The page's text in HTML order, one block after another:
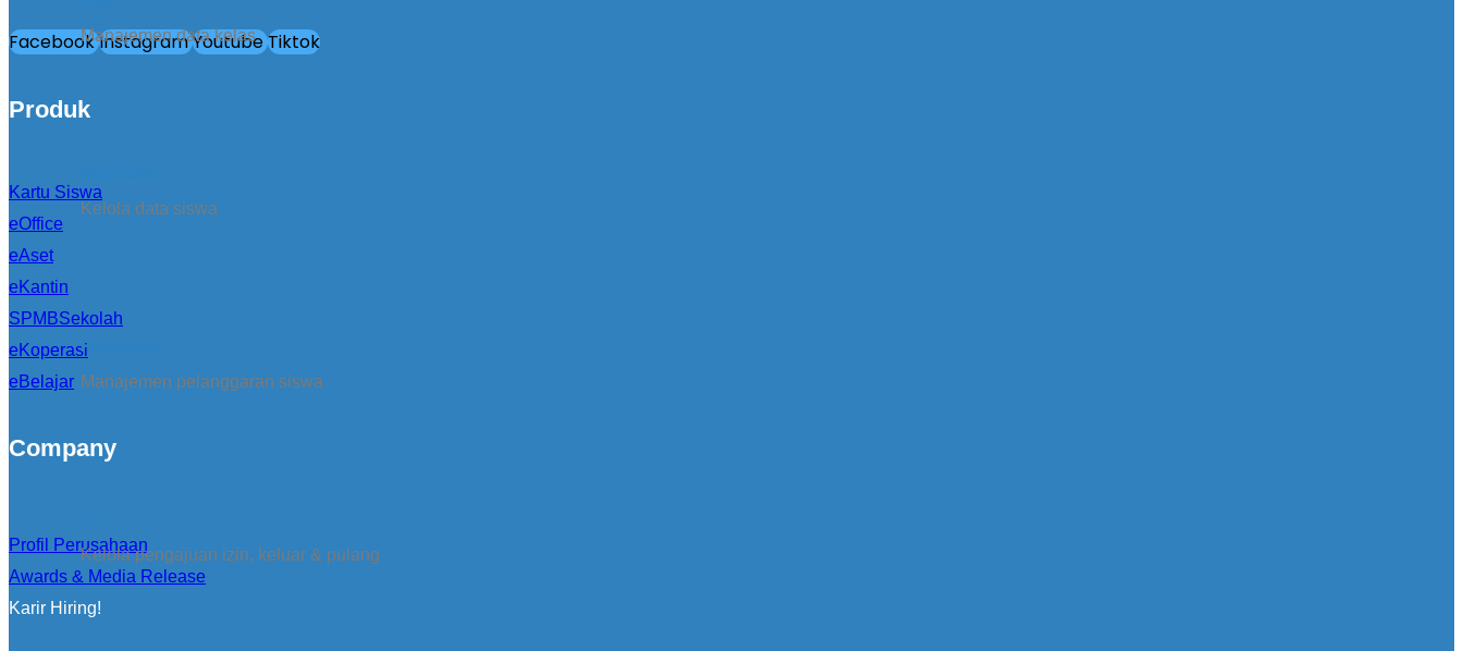
Manajemen data kelas
Kelola data siswa
Pelanggaran
Manajemen pelanggaran siswa
Kelola pengajuan izin, keluar & pulang
FacebookInstagramYoutubeTiktok
Produk
Kartu Siswa
eOffice
eAset
eKantin
SPMBSekolah
eKoperasi
eBelajar
Company
Profil Perusahaan
Awards & Media Release
Karir Hiring!